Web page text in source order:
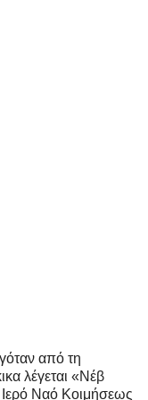
από τη
λέγεται «Νέβ
Ναό Κοιμήσεως